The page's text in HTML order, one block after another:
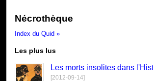
Nécrothèque
Index du Quid »
Les plus lus
Les morts insolites dans
[2012-09-14]